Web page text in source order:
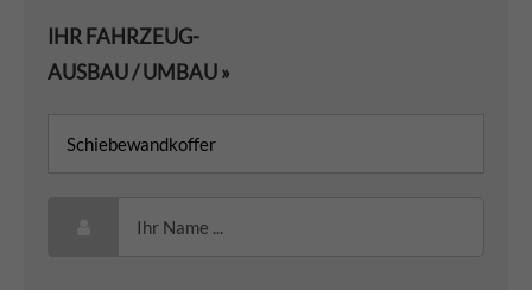
IHR FAHRZEUG-
AUSBAU / UMBAU »